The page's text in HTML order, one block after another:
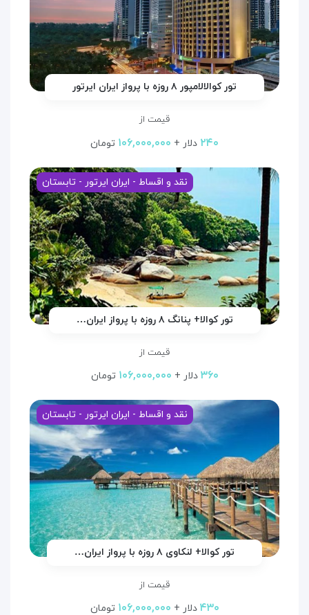
تور کوالالامپور ۸ روزه با پرواز ایران ایرتور
قیمت از
۲۴۰ دلار + ۱۰۶,۰۰۰,۰۰۰ تومان
نقد و اقساط - ایران ایرتور - تابستان
تور کوالا+ پنانگ ۸ روزه با پرواز ایران…
قیمت از
۳۶۰ دلار + ۱۰۶,۰۰۰,۰۰۰ تومان
نقد و اقساط - ایران ایرتور - تابستان
تور کوالا+ لنکاوی ۸ روزه با پرواز ایران…
قیمت از
۴۳۰ دلار + ۱۰۶,۰۰۰,۰۰۰ تومان